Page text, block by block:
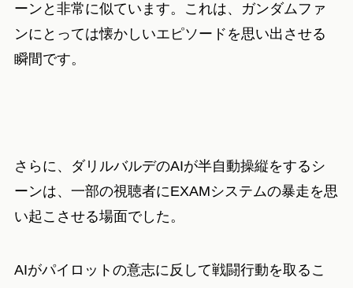
ーンと非常に似ています。これは、ガンダムファ
ンにとっては懐かしいエピソードを思い出させる
瞬間です。
さらに、ダリルバルデのAIが半自動操縦をするシ
ーンは、一部の視聴者にEXAMシステムの暴走を思
い起こさせる場面でした。
AIがパイロットの意志に反して戦闘行動を取るこ